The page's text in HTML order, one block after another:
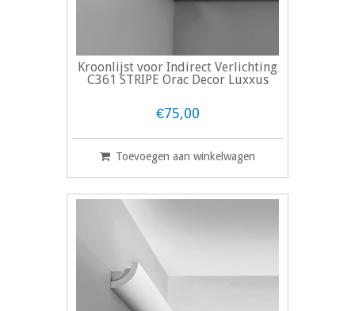
Kroonlijst voor Indirect Verlichting
C361 STRIPE Orac Decor Luxxus
€75,00
Toevoegen aan winkelwagen